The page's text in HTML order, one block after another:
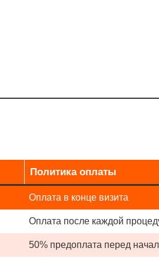
Политика оплаты
Оплата в конце визита
Оплата после каждой
50% предоплата перед